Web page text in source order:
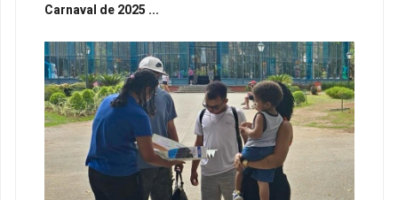
Carnaval de 2025 ...